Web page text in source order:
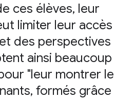
ces élèves, leur
limiter leur accès
des perspectives
ainsi beaucoup
"leur montrer le
formés grâce